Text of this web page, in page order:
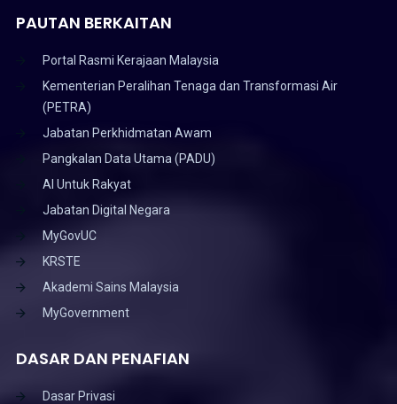
PAUTAN BERKAITAN
Portal Rasmi Kerajaan Malaysia
Kementerian Peralihan Tenaga dan Transformasi Air
(PETRA)
Jabatan Perkhidmatan Awam
Pangkalan Data Utama (PADU)
AI Untuk Rakyat
Jabatan Digital Negara
MyGovUC
KRSTE
Akademi Sains Malaysia
MyGovernment
DASAR DAN PENAFIAN
Dasar Privasi